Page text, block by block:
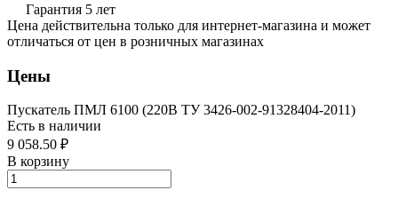
Гарантия 5 лет
Цена действительна только для интернет-магазина и может
отличаться от цен в розничных магазинах
Цены
Пускатель ПМЛ 6100 (220В ТУ 3426-002-91328404-2011)
Есть в наличии
9 058.50 ₽
В корзину